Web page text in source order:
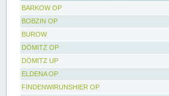
BARKOW OP
BOBZIN OP
BUROW
DÖMITZ OP
DÖMITZ UP
ELDENA OP
FINDENWIRUNSHIER OP